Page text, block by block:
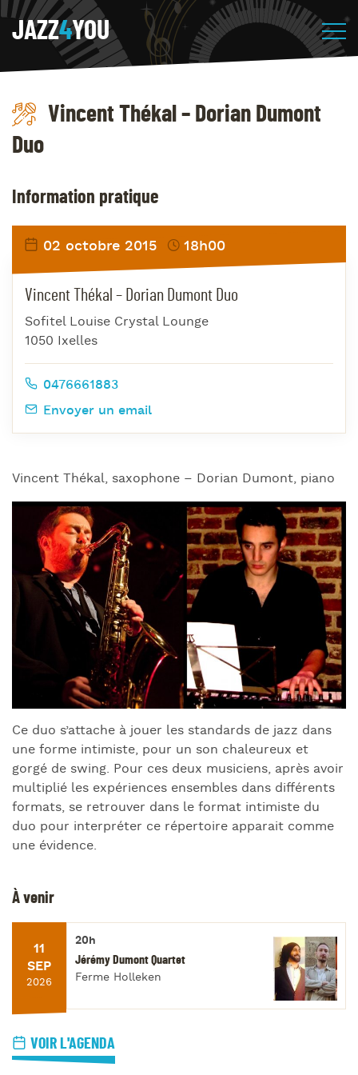
JAZZ4YOU
Vincent Thékal – Dorian Dumont
Duo
Vincent Thékal, saxophone – Dorian Dumont, piano
Ce duo s’attache à jouer les standards de jazz dans
une forme intimiste, pour un son chaleureux et
gorgé de swing. Pour ces deux musiciens, après avoir
multiplié les expériences ensembles dans différents
formats, se retrouver dans le format intimiste du
duo pour interpréter ce répertoire apparait comme
une évidence.
Information pratique
02 octobre 2015 18h00
Vincent Thékal – Dorian Dumont Duo
Sofitel Louise Crystal Lounge
1050 Ixelles
0476661883
Envoyer un email
À venir
11
SEP
2026
20h
Jérémy Dumont Quartet
Ferme Holleken
VOIR L'AGENDA